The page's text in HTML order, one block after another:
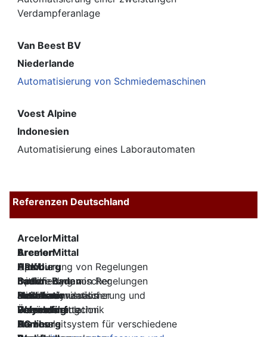
Verdampferanlage
Van Beest BV
Niederlande
Automatisierung von Schmiedemaschinen
Voest Alpine
Indonesien
Automatisierung eines Laborautomaten
Referenzen Deutschland
ArcelorMittal
Bremen
Optimierung von Regelungen
mithilfe dynamischer
Prozesssimulation
ArcelorMittal
Hamburg
Optimierung von Regelungen
mithilfe dynamischer
Prozesssimulation
ARKU
Baden-Baden
Maschinenvisualisierung und
Überwachung
baelz
automatic
Heilbronn
Gebäudeleittechnik
Basell
Polyolefine
Wesseling
Prozessleitsystem für verschiedene
Beiersdorf
AG
Hamburg
Berliner